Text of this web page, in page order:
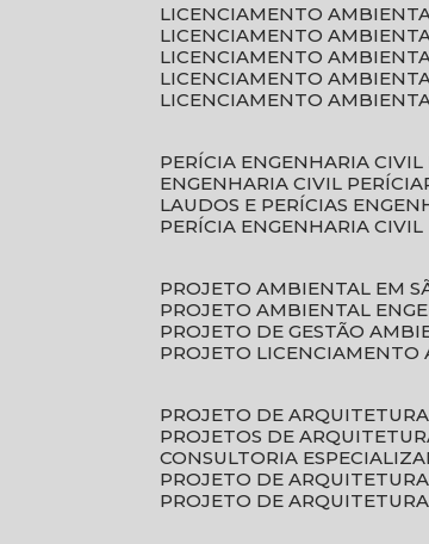
LICENCIAMENTO
LICENCIAMENTO
LICENCIAMENTO
LICENCIAMENTO
LICENCIAMENTO
PERÍCIA ENGENHARIA
ENGENHARIA CIVIL PERÍCIA
LAUDOS E PERÍCIAS
PERÍCIA ENGENHARIA CIVIL
PROJETO AMBIENTAL EM
PROJETO AMBIENTAL
PROJETO DE GESTÃO
PROJETO
PROJETO DE
PROJETOS DE
CONSULTORIA
PROJETO DE
PROJETO DE